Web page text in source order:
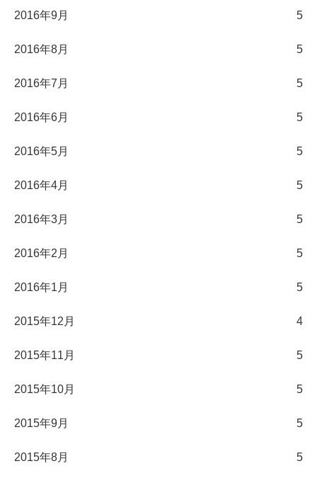
2016年9月 5
2016年8月 5
2016年7月 5
2016年6月 5
2016年5月 5
2016年4月 5
2016年3月 5
2016年2月 5
2016年1月 5
2015年12月 4
2015年11月 5
2015年10月 5
2015年9月 5
2015年8月 5